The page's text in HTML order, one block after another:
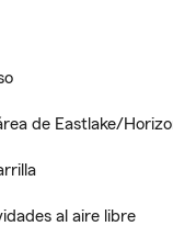
de Eastlake/
al aire libre